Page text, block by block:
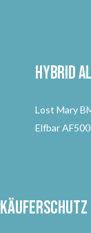
Hybrid
Lost Mary
Elfbar
Käuferschutz